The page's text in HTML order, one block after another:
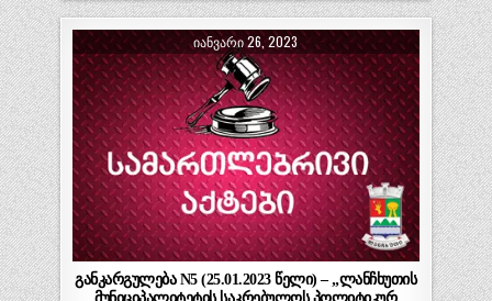
ᲘᲐᲜᲕᲐᲠᲘ 26, 2023
განკარგულება N5 (25.01.2023 წელი) – „ლანჩხუთის